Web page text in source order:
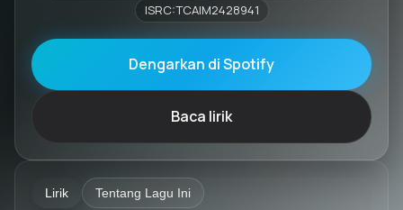
ISRC:TCAIM2428941
Dengarkan di Spotify
Baca lirik
Lirik Tentang Lagu Ini